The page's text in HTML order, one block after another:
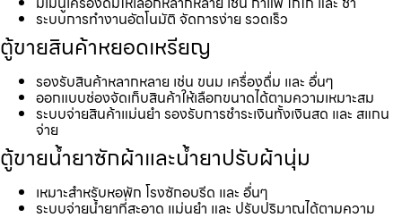
ระบบการทำงานอัตโนมัติ จัดการง่าย รวดเร็ว
ตู้ขายสินค้าหยอดเหรียญ
รองรับสินค้าหลากหลาย เช่น ขนม เครื่องดื่ม และ อื่นๆ
ออกแบบช่องจัดเก็บสินค้าให้เลือกขนาดได้ตามความเหมาะสม
ระบบจ่ายสินค้าแม่นยำ รองรับการชำระเงินทั้งเงินสด และ สแกน
จ่าย
ตู้ขายน้ำยาซักผ้าและน้ำยาปรับผ้านุ่ม
เหมาะสำหรับหอพัก โรงซักอบรีด และ อื่นๆ
ระบบจ่ายน้ำยาที่สะอาด แม่นยำ และ ปรับปริมาณได้ตามความ